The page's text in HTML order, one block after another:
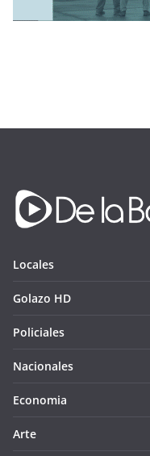
Locales
Golazo HD
Policiales
Nacionales
Economia
Arte